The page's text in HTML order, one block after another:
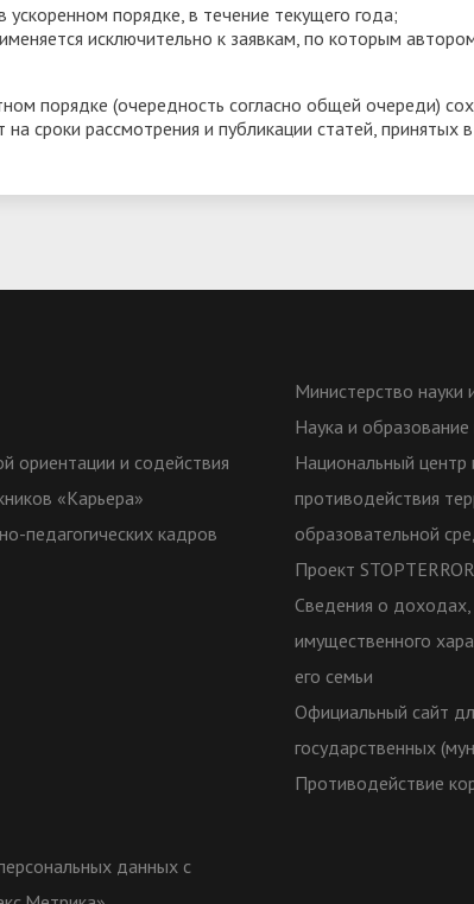
ускоренном порядке, в течение текущего года;
исключительно к заявкам, по которым
порядке (очередность согласно общей очереди)
на сроки рассмотрения и публикации статей, принятых
ориентации и содействия
«Карьера»
педагогических кадров
Министерство
Наука и
Национальный
противодействия
образовательной
Проект STOPTERROR
Сведения о доходах,
имущественного
его семьи
Официальный сайт
государственных
Противодействие
данных с